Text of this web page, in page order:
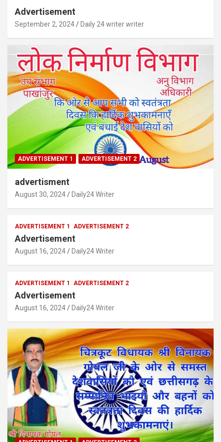
Advertisement
September 2, 2024 Daily 24 writer writer
ADVERTISEMENT 1 ADVERTISEMENT 2
advertisment
August 30, 2024 Daily24 Writer
ADVERTISEMENT 1 ADVERTISEMENT 2
Advertisement
August 16, 2024 Daily24 Writer
ADVERTISEMENT 1 ADVERTISEMENT 2
Advertisement
August 16, 2024 Daily24 Writer